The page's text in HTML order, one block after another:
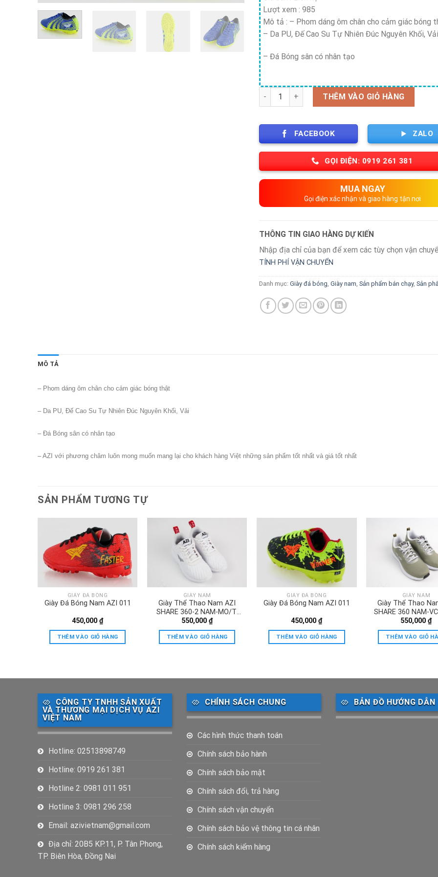
Lượt xem : 985
Mô tả : – Phom dáng ôm chân cho cảm giác bóng
– Da PU, Đế Cao Su Tự Nhiên Đúc Nguyên Khối, Vải
– Đá Bóng sân có nhân tạo
Số lượng THÊM VÀO GIỎ HÀNG
FACEBOOK ZALO
GỌI ĐIỆN: 0919 261 381
MUA NGAY
Gọi điện xác nhận và giao hàng tận nơi
THÔNG TIN GIAO HÀNG DỰ KIẾN
Nhập địa chỉ của bạn để xem các tùy chọn vận
TÍNH PHÍ VẬN CHUYỂN
Danh mục:Giày đá bóng,Giày nam,Sản phẩm bán chạy,Sản
MÔ TẢ
– Phom dáng ôm chân cho cảm giác bóng thật
– Da PU, Đế Cao Su Tự Nhiên Đúc Nguyên Khối, Vải
– Đá Bóng sân có nhân tạo
– AZI với phương châm luôn mong muốn mang lại cho khách hàng Việt những sản phẩm tốt nhất và giá tốt nhất
SẢN PHẨM TƯƠNG TỰ
GIÀY ĐÁ BÓNG
Giày Đá Bóng Nam AZI 011
450,000₫
THÊM VÀO GIỎ HÀNG
GIÀY NAM
Giày Thể Thao Nam AZI
SHARE 360-2 NAM-MO/T-
TRANG
550,000₫
THÊM VÀO GIỎ HÀNG
GIÀY ĐÁ BÓNG
Giày Đá Bóng Nam AZI 011
450,000₫
THÊM VÀO GIỎ HÀNG
GIÀY NAM
Giày Thể Thao
SHARE 360 NAM-
550,000₫
THÊM VÀO GIỎ
CÔNG TY TNHH SẢN XUẤT
VÀ THƯƠNG MẠI DỊCH VỤ AZI
VIỆT NAM
Hotline: 02513898749
Hotline: 0919 261 381
Hotline 2: 0981 011 951
Hotline 3: 0981 296 258
Email: azivietnam@gmail.com
Địa chỉ: 20B5 KP.11, P. Tân Phong,
TP. Biên Hòa, Đồng Nai
CHÍNH SÁCH CHUNG
Các hình thức thanh toán
Chính sách bảo hành
Chính sách bảo mật
Chính sách đổi, trả hàng
Chính sách vận chuyển
Chính sách bảo vệ thông tin cá nhân
Chính sách kiểm hàng
BẢN ĐỒ HƯỚNG DẪN